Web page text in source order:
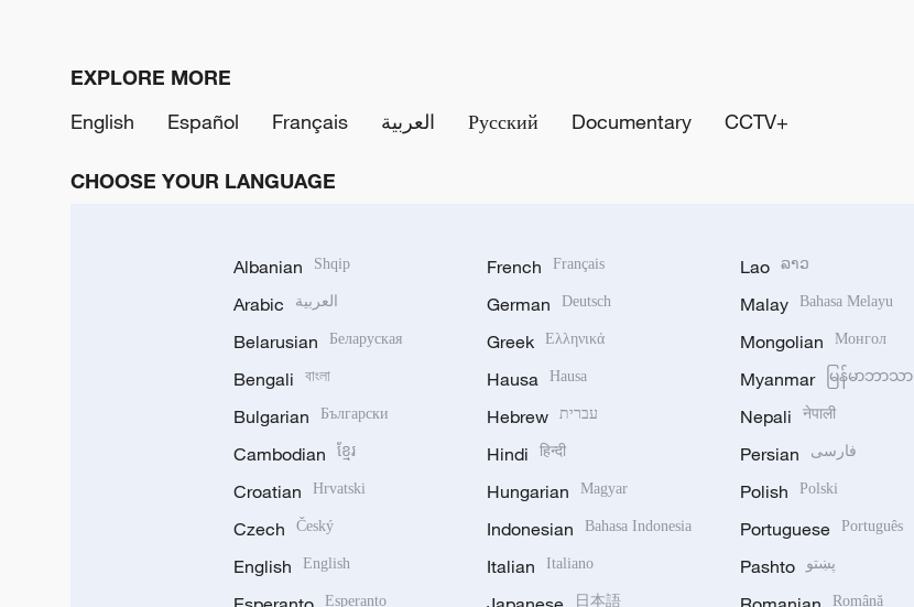
EXPLORE MORE
English
Español Français العربية Русский Documentary CCTV+
CHOOSE YOUR LANGUAGE
Albanian Shqip
Arabic العربية
Belarusian Беларуская
Bengali বাংলা
Bulgarian Български
Cambodian ខ្មែរ
Croatian Hrvatski
Czech Český
English English
Esperanto
French Français
German Deutsch
Greek Ελληνικά
Hausa Hausa
Hebrew עברית
Hindi हिन्दी
Hungarian Magyar
Indonesian Bahasa Indonesia
Italian Italiano
日本語
Lao ລາວ
Malay Bahasa Melayu
Mongolian Монгол
Myanmar မြန်မာဘာသာ
Nepali नेपाली
Persian فارسی
Polish Polski
Portuguese Português
Pashto پښتو
Română